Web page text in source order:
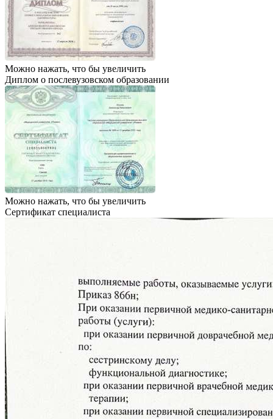
Можно нажать, что бы увеличить
Диплом о послевузовском образовании
Можно нажать, что бы увеличить
Сертификат специалиста